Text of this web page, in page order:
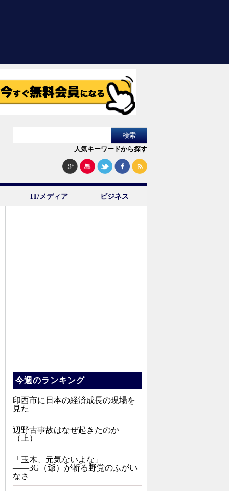
人気キーワードから探す
IT/メディア ビジネス
今週のランキング
印西市に日本の経済成長の現場を
見た
辺野古事故はなぜ起きたのか
（上）
「玉木、元気ないよな」
――3G（爺）が斬る野党のふがい
なさ